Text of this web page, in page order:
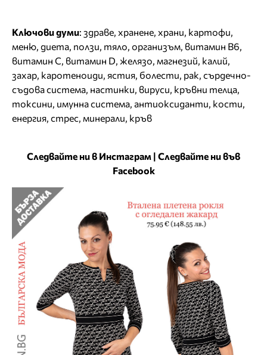
Ключови думи: здраве, хранене, храни, картофи,
меню, диета, ползи, тяло, организъм, витамин В6,
витамин С, витамин D, желязо, магнезий, калий,
захар, каротеноиди, ястия, болести, рак, сърдечно-
съдова система, настинки, вируси, кръвни телца,
токсини, имунна система, антиоксиданти, кости,
енергия, стрес, минерали, кръв
Следвайте ни в Инстаграм | Следвайте ни във
Facebook